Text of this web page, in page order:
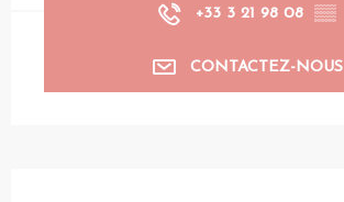
+33 3 21 98 08 ▒▒
CONTACTEZ-NOUS